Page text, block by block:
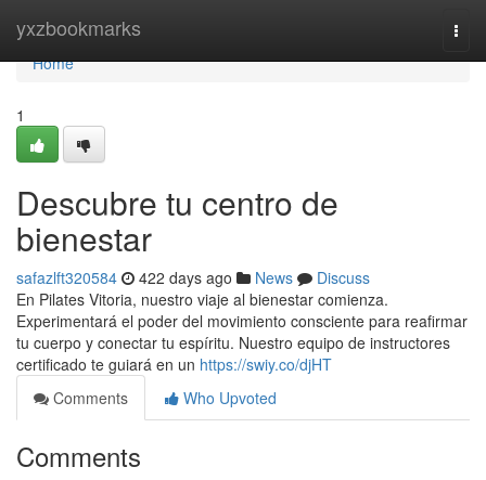
yxzbookmarks
Home
Home
1
Descubre tu centro de
bienestar
safazlft320584 422 days ago News
Discuss
En Pilates Vitoria, nuestro viaje al bienestar comienza.
Experimentará el poder del movimiento consciente para reafirmar
tu cuerpo y conectar tu espíritu. Nuestro equipo de instructores
certificado te guiará en un https://swiy.co/djHT
Comments
Who Upvoted
Comments